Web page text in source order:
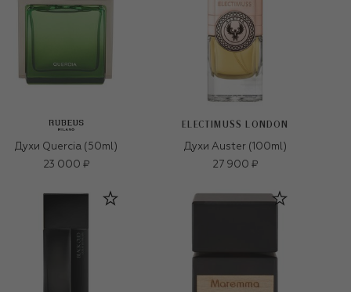
Духи Quercia (50ml)
23 000 ₽
ELECTIMUSS LONDON
Духи Auster (100ml)
27 900 ₽